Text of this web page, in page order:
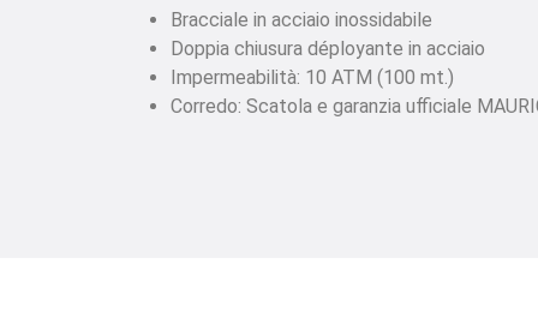
Bracciale in acciaio inossidabile
Doppia chiusura déployante in acciaio
Impermeabilità: 10 ATM (100 mt.)
Corredo: Scatola e garanzia ufficiale